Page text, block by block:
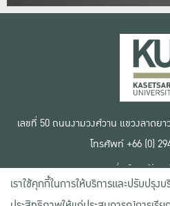
เลขที่ 50 ถนนงามวงศ์วาน แขวงลาดย
โทรศัพท์ +66 (0)
เงื่อนไขการใช้งาน
ข้อตกลงด้านสิทธิ์
นโยบายความเป็
เราใช้คุกกี้ในการให้บริการและปรับปรุง